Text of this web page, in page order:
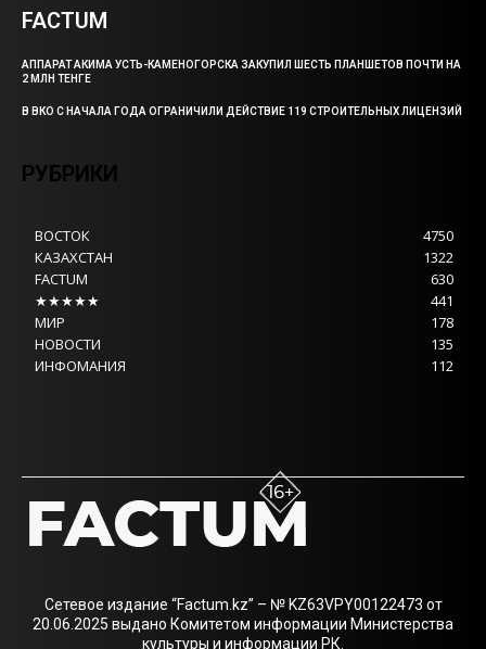
FACTUM
АППАРАТ АКИМА УСТЬ-КАМЕНОГОРСКА ЗАКУПИЛ ШЕСТЬ ПЛАНШЕТОВ ПОЧТИ НА
2 МЛН ТЕНГЕ
В ВКО С НАЧАЛА ГОДА ОГРАНИЧИЛИ ДЕЙСТВИЕ 119 СТРОИТЕЛЬНЫХ ЛИЦЕНЗИЙ
РУБРИКИ
ВОСТОК
4750
КАЗАХСТАН
1322
FACTUM
630
★★★★★
441
МИР
178
НОВОСТИ
135
ИНФОМАНИЯ
112
Сетевое издание “Factum.kz” – № KZ63VPY00122473 от
20.06.2025 выдано Комитетом информации Министерства
культуры и информации РК.